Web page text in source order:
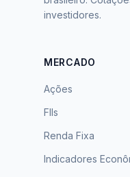
investidores.
MERCADO
Ações
FIIs
Renda Fixa
Indicadores